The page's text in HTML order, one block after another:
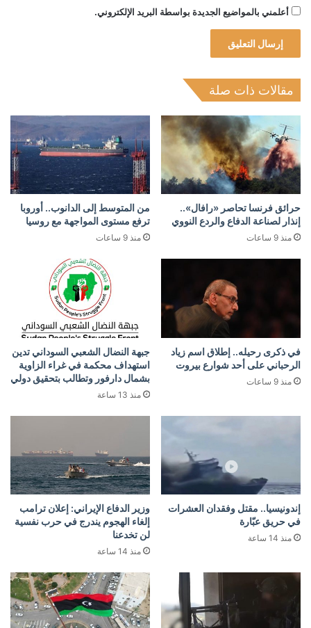
أعلمني بالمواضيع الجديدة بواسطة البريد الإلكتروني.
مقالات ذات صلة
حرائق فرنسا تحاصر «رافال»..
إنذار لصناعة الدفاع والردع النووي
منذ 9 ساعات
من المتوسط إلى الدانوب.. أوروبا
ترفع مستوى المواجهة مع روسيا
منذ 9 ساعات
في ذكرى رحيله.. إطلاق اسم زياد
الرحباني على أحد شوارع بيروت
منذ 9 ساعات
جبهة النضال الشعبي السوداني تدين
استهداف محكمة في غراء الزاوية
بشمال دارفور وتطالب بتحقيق دولي
منذ 13 ساعة
إندونيسيا.. مقتل وفقدان العشرات
في حريق عبّارة
منذ 14 ساعة
وزير الدفاع الإيراني: إعلان ترامب
إلغاء الهجوم يندرج في حرب نفسية
لن تخدعنا
منذ 14 ساعة